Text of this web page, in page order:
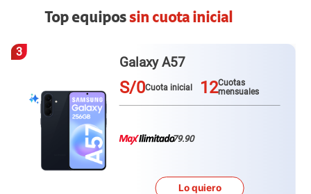
Top equipossin cuota inicial
4
Redmi Note 15
S/0Cuota inicial 12Cuotas
mensuales
79.90
Lo quiero